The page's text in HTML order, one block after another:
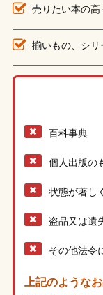
売りたい本の
揃いもの、シ
百科事典
個人出版の
状態が著し
盗品又は遺
その他法令
上記のような